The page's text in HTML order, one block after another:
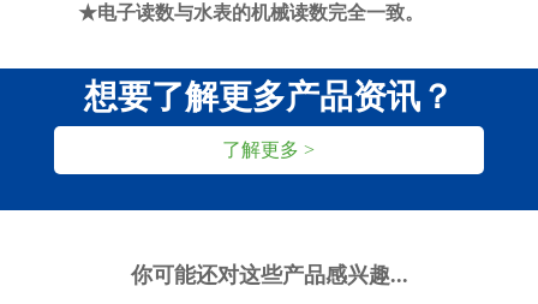
★电子读数与水表的机械读数完全一致。
想要了解更多产品资讯？
了解更多 >
你可能还对这些产品感兴趣...